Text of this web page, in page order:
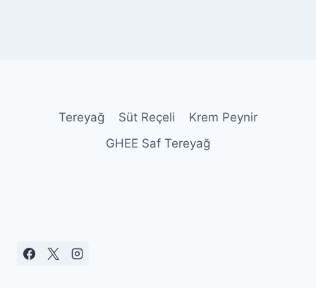
Tereyağ Süt Reçeli
Krem Peynir
GHEE Saf Tereyağ